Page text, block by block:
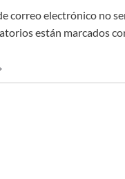
correo electrónico no
están marcados